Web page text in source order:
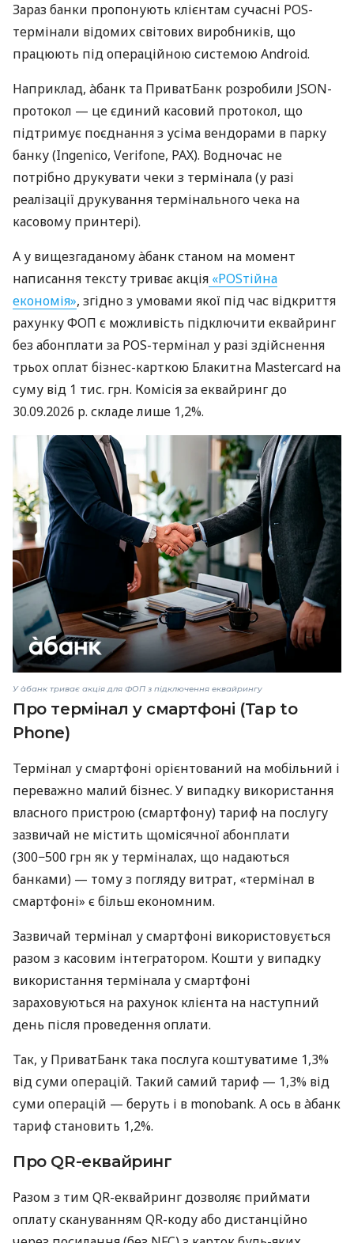
Зараз банки пропонують клієнтам сучасні POS-
термінали відомих світових виробників, що
працюють під операційною системою Android.
Наприклад, àбанк та ПриватБанк розробили JSON-
протокол — це єдиний касовий протокол, що
підтримує поєднання з усіма вендорами в парку
банку (Ingenico, Verifone, PAX). Водночас не
потрібно друкувати чеки з термінала (у разі
реалізації друкування термінального чека на
касовому принтері).
А у вищезгаданому àбанк станом на момент
написання тексту триває акція «POSтійна
економія», згідно з умовами якої під час відкриття
рахунку ФОП є можливість підключити еквайринг
без абонплати за POS-термінал у разі здійснення
трьох оплат бізнес-карткою Блакитна Mastercard на
суму від 1 тис. грн. Комісія за еквайринг до
30.09.2026 р. складе лише 1,2%.
У àбанк триває акція для ФОП з підключення еквайрингу
Про термінал у смартфоні (Tap to
Phone)
Термінал у смартфоні орієнтований на мобільний і
переважно малий бізнес. У випадку використання
власного пристрою (смартфону) тариф на послугу
зазвичай не містить щомісячної абонплати
(300−500 грн як у терміналах, що надаються
банками) — тому з погляду витрат, «термінал в
смартфоні» є більш економним.
Зазвичай термінал у смартфоні використовується
разом з касовим інтегратором. Кошти у випадку
використання термінала у смартфоні
зараховуються на рахунок клієнта на наступний
день після проведення оплати.
Так, у ПриватБанк така послуга коштуватиме 1,3%
від суми операцій. Такий самий тариф — 1,3% від
суми операцій — беруть і в monobank. А ось в àбанк
тариф становить 1,2%.
Про QR-еквайринг
Разом з тим QR-еквайринг дозволяє приймати
оплату скануванням QR-коду або дистанційно